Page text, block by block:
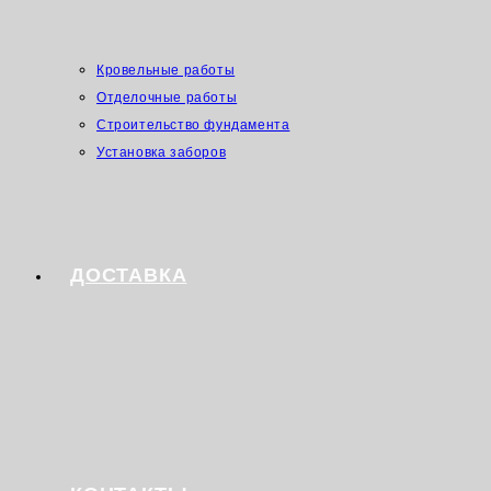
Кровельные работы
Отделочные работы
Строительство фундамента
Установка заборов
ДОСТАВКА